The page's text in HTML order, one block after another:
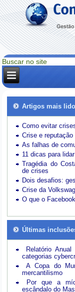
Artigos mais
Como evitar
Crise e
As falhas de
11 dicas para
Tragédia do
de crises
Dois desafios:
Crise da
O que o
Últimas
Relatório
categorias
A Copa do
mercantilismo
Por que a
escândalo do